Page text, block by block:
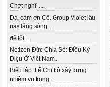
Chợt nghĩ......
Dạ, cảm ơn Cô. Group Violet lâu
nay lặng sóng...
đề tốt...
Netizen Đức Chia Sẻ: Điều Kỳ
Diệu Ở Việt Nam...
Biểu tập thể Chi bộ xây dựng
nhiệm vụ trọng...